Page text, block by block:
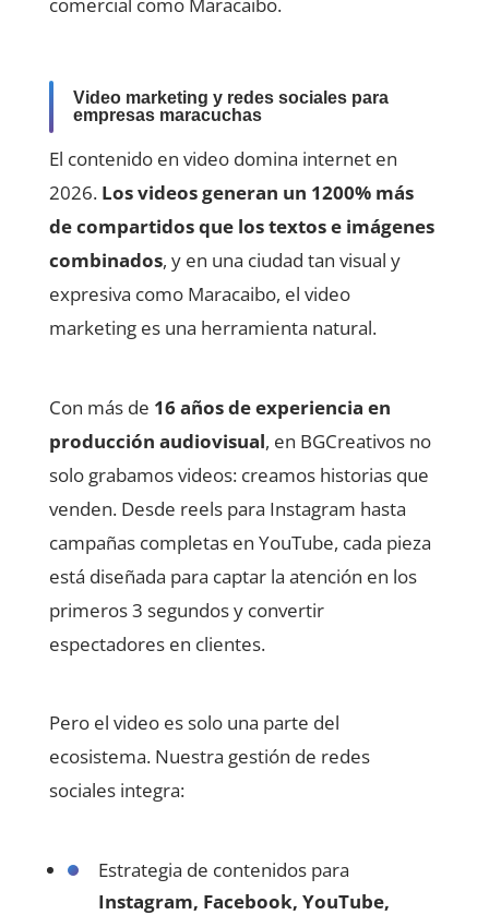
comercial como Maracaibo.
Video marketing y redes sociales para
empresas maracuchas
El contenido en video domina internet en
2026. Los videos generan un 1200% más
de compartidos que los textos e imágenes
combinados, y en una ciudad tan visual y
expresiva como Maracaibo, el video
marketing es una herramienta natural.
Con más de 16 años de experiencia en
producción audiovisual, en BGCreativos no
solo grabamos videos: creamos historias que
venden. Desde reels para Instagram hasta
campañas completas en YouTube, cada pieza
está diseñada para captar la atención en los
primeros 3 segundos y convertir
espectadores en clientes.
Pero el video es solo una parte del
ecosistema. Nuestra gestión de redes
sociales integra:
Estrategia de contenidos para
Instagram, Facebook, YouTube,